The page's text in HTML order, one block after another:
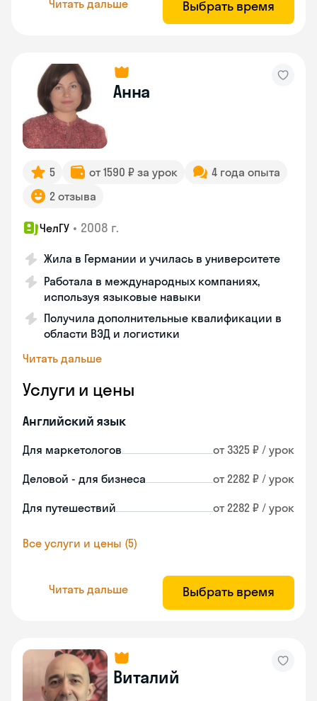
Читать дальше Выбрать время
Анна
5 от 1590 ₽ за урок
4 года опыта
2 отзыва
ЧелГУ • 2008 г.
Жила в Германии и училась в университете
Работала в международных компаниях,
используя языковые навыки
Получила дополнительные квалификации в
области ВЭД и логистики
Читать дальше
Услуги и цены
Английский язык
Для маркетологов от 3325 ₽ / урок
Деловой - для бизнеса от 2282 ₽ / урок
Для путешествий от 2282 ₽ / урок
Все услуги и цены (5)
Читать дальше Выбрать время
Виталий